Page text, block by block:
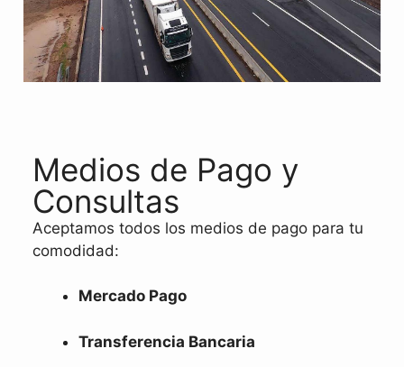
Medios de Pago y
Consultas
Aceptamos todos los medios de pago para tu
comodidad:
Mercado Pago
Transferencia Bancaria